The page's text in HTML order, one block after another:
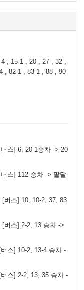
, 15-1 , 20 , 27 , 32 ,
, 82-1 , 83-1 , 88 , 90
스] 6, 20-1승차 -> 20
스] 112 승차 -> 팔달
[버스] 10, 10-2, 37, 83
[버스] 2-2, 13 승차 ->
스] 10-2, 13-4 승차 -
스] 2-2, 13, 35 승차 -